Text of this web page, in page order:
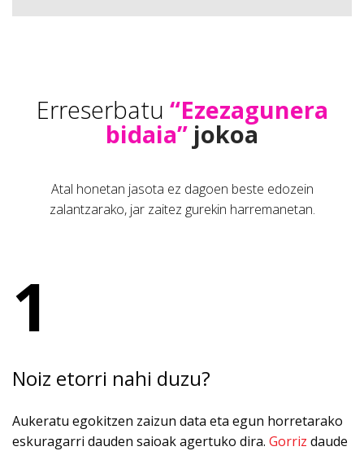
Erreserbatu “Ezezagunera
bidaia” jokoa
Atal honetan jasota ez dagoen beste edozein
zalantzarako, jar zaitez gurekin harremanetan.
1
Noiz etorri nahi duzu?
Aukeratu egokitzen zaizun data eta egun horretarako
eskuragarri dauden saioak agertuko dira. Gorriz daude